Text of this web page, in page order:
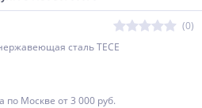
(0)
сталь TECE
по Москве от 3 000 руб.